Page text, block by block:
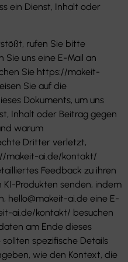
ein Dienst, Inhalt oder
rufen Sie bitte
Sie uns eine E-Mail an
Sie https://makeit-
Sie auf die
Dokuments, um uns
Inhalt oder Beitrag gegen
warum
Dritter verletzt,
makeit-ai.de/kontakt/
Feedback zu ihren
Produkten senden, indem
hello@makeit-ai.de eine E-
ai.de/kontakt/ besuchen
am Ende dieses
spezifische Details
wie den Kontext, die